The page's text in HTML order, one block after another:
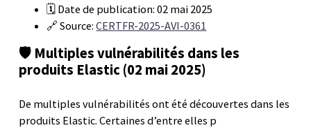
🗓️ Date de publication: 02 mai 2025
🔗 Source:CERTFR-2025-AVI-0361
🛡️ Multiples vulnérabilités dans les
produits Elastic (02 mai 2025)
De multiples vulnérabilités ont été découvertes dans les
produits Elastic. Certaines d’entre elles p